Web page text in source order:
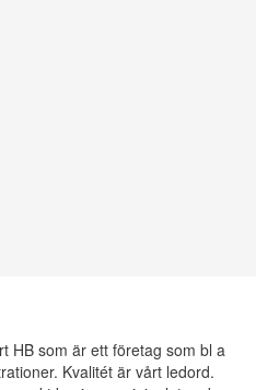
HB som är ett företag som bl a
Kvalitét är vårt ledord.